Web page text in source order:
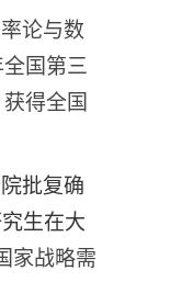
论与数
全国第三
得全国
批复确
生在大
家战略需